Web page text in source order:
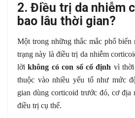
2. Điều trị da nhiễm
bao lâu thời gian?
Một trong những thắc mắc phổ biến
trạng này là điều trị da nhiễm
lờikhông có con số cố định vì
thuộc vào nhiều yếu tố như mức
gian dùng corticoid trước đó, cơ địa
điều trị cụ thể.